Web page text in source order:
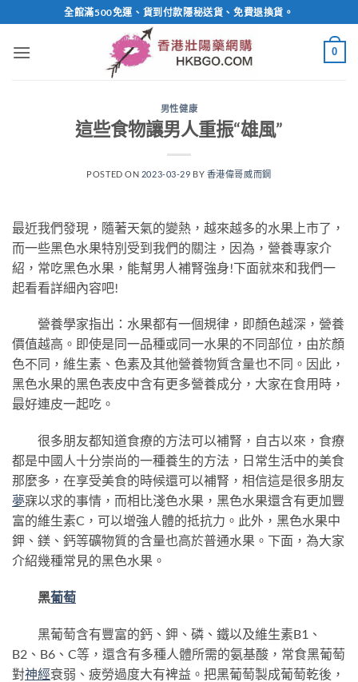
to
content
全館滿500免運、貨到付款隱秘送貨、免費退換貨。
0
男性健康
這些食物讓男人重振“雄風”
POSTED ON 2023-03-29 BY 香港偉哥威而鋼
最近我們發現，隨著天氣的變熱，越來越多的水果上市了，
而一些黑色水果特別受到我們的關注，因為，營養專家介
紹，常吃黑色水果，能幫男人補腎強身!下面就來和我們一
起看看詳細內容吧!
營養學家指出：水果都有一個規律，即顏色越深，營養
價值越高。即使是同一品種或同一水果的不同部位，由於顏
色不同，維生素、色素及其他營養物質含量也不同。因此，
黑色水果的黑色表皮中含有更多營養成分，大家在食用時，
最好連皮一起吃。
很多朋友都知道食療的方法可以補腎，自古以來，食療
都是中國人十分崇尚的一種養生的方法，日常生活中的美食
那麼多，在享受美食的時候還可以補腎，相信這是很多朋友
夢寐以求的事情，而相比淺色水果，黑色水果還含有更加豐
富的維生素C，可以增強人體的抵抗力。此外，黑色水果中
鉀、鎂、鈣等礦物質的含量也高於普通水果。下面，為大家
介紹幾種常見的黑色水果。
黑葡萄
黑葡萄含有豐富的鈣、鉀、磷、鐵以及維生素B1、
B2、B6、C等，還含有多種人體所需的氨基酸，常食黑葡萄
對神經衰弱、疲勞過度大有裨益。把黑葡萄製成葡萄乾後，